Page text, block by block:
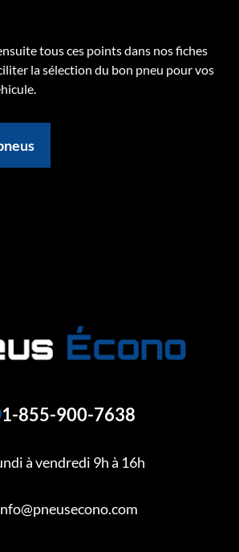
tous ces points dans nos fiches
la sélection du bon pneu pour vos
1-855-900-7638
à vendredi 9h à 16h